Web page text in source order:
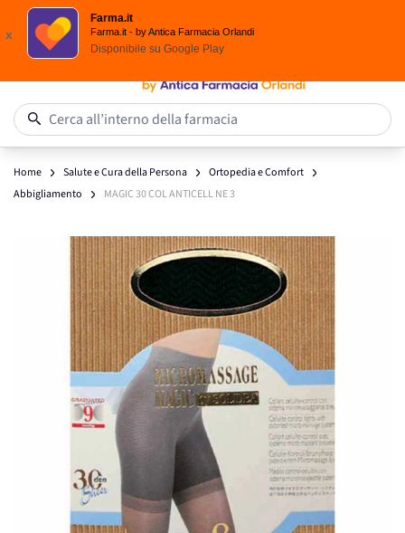
Spedizione
x
Farma.it
Farma.it - by Antica Farmacia Orlandi
Disponibile su Google Play
Salta al contenuto
Cerca all’interno della farmacia
Home Salute e Cura della Persona
Ortopedia e Comfort
Abbigliamento
MAGIC 30 COL ANTICELL NE 3
Main image
Click to view image in fullscreen